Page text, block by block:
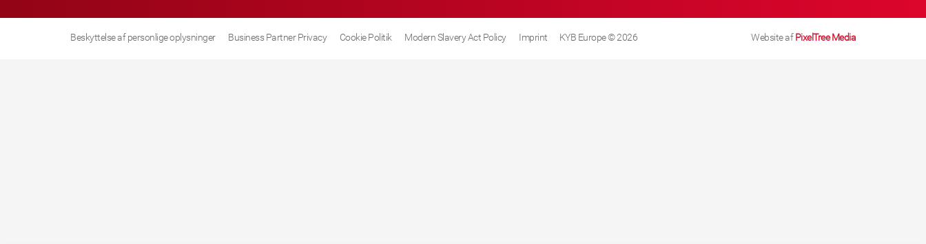
Beskyttelse af personlige oplysninger Business Partner Privacy Cookie Politik Modern Slavery Act Policy Imprint KYB Europe © 2026 Website afPixelTree Media